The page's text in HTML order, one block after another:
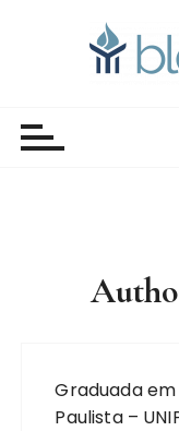
Graduada
Paulista –